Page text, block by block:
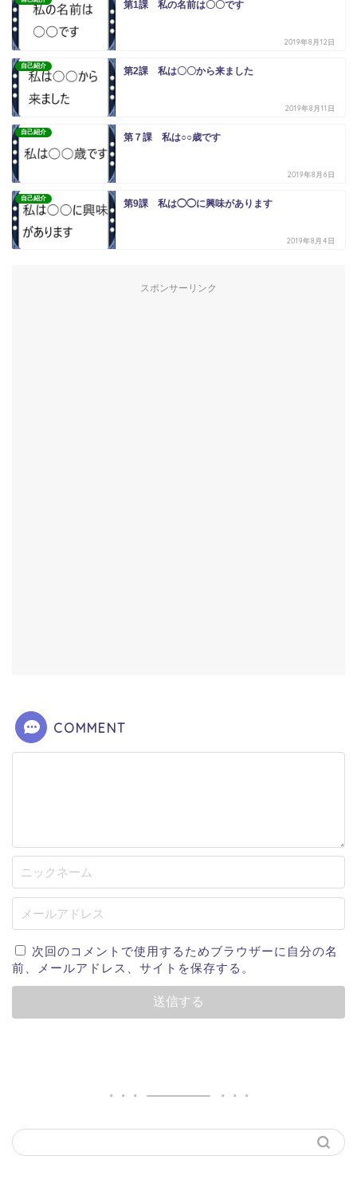
第1課 私の名前は〇〇です
2019年8月12日
自己紹介 第2課 私は〇〇から来ました
2019年8月11日
自己紹介 第７課 私は○○歳です
2019年8月6日
自己紹介 第9課 私は◯◯に興味があります
2019年8月4日
スポンサーリンク
COMMENT
次回のコメントで使用するためブラウザーに自分の名
前、メールアドレス、サイトを保存する。